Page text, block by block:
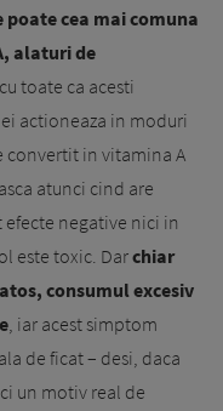
cea mai comuna
alaturi de
cu toate ca a­cesti
actio­nea­za in moduri
con­vertit in vitamina A
atunci cind are
efecte negative nici in
este toxic. Darchiar
consumul excesiv
, iar acest simptom
de ficat – desi, daca
un motiv real de